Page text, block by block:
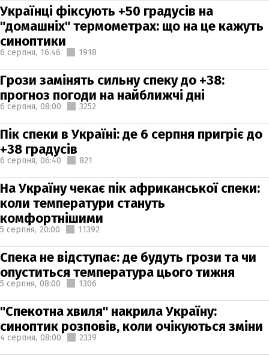
Українці фіксують +50 градусів на
"домашніх" термометрах: що на це кажуть
синоптики
6 серпня, 16:46 1918
Грози замінять сильну спеку до +38:
прогноз погоди на найближчі дні
6 серпня, 08:00 3252
Пік спеки в Україні: де 6 серпня пригріє до
+38 градусів
6 серпня, 06:40 821
На Україну чекає пік африканської спеки:
коли температури стануть
комфортнішими
5 серпня, 20:00 11392
Спека не відступає: де будуть грози та чи
опуститься температура цього тижня
5 серпня, 08:00 1306
"Спекотна хвиля" накрила Україну:
синоптик розповів, коли очікуються зміни
4 серпня, 08:00 2339